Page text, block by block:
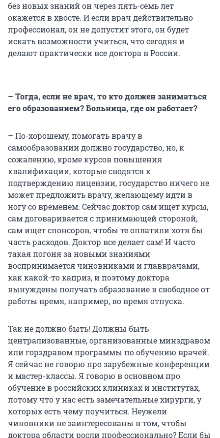
без новых знаний он через пять-семь лет
окажется в хвосте. И если врач действительно
профессионал, он не допустит этого, он будет
искать возможности учиться, что сегодня и
делают практически все доктора в России.
– Тогда, если не врач, то кто должен заниматься
его образованием? Больница, где он работает?
– По-хорошему, помогать врачу в
самообразовании должно государство, но, к
сожалению, кроме курсов повышения
квалификации, которые сводятся к
подтверждению лицензии, государство ничего не
может предложить врачу, желающему идти в
ногу со временем. Сейчас доктор сам ищет курсы,
сам договаривается с принимающей стороной,
сам ищет спонсоров, чтобы те оплатили хотя бы
часть расходов. Доктор все делает сам! И часто
такая погоня за новыми знаниями
воспринимается чиновниками и главврачами,
как какой-то каприз, и поэтому доктора
вынуждены получать образование в свободное от
работы время, например, во время отпуска.
Так не должно быть! Должны быть
централизованные, организованные минздравом
или горздравом программы по обучению врачей.
Я сейчас не говорю про зарубежные конференции
и мастер-классы. Я говорю в основном про
обучение в российских клиниках и институтах,
потому что у нас есть замечательные хирурги, у
которых есть чему поучиться. Неужели
чиновники не заинтересованы в том, чтобы
доктора области росли профессионально? Если бы